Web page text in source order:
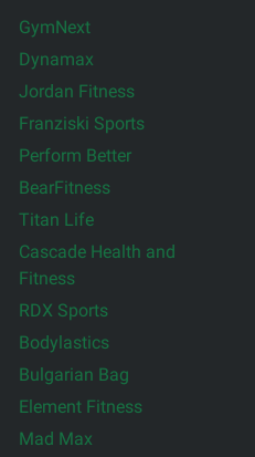
GymNext
Dynamax
Jordan Fitness
Franziski Sports
Perform Better
BearFitness
Titan Life
Cascade Health and
Fitness
RDX Sports
Bodylastics
Bulgarian Bag
Element Fitness
Mad Max